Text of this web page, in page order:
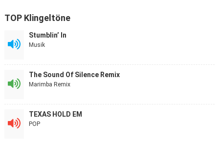
TOP Klingeltöne
Stumblin’ In
Musik
The Sound Of Silence Remix
Marimba Remix
TEXAS HOLD EM
POP